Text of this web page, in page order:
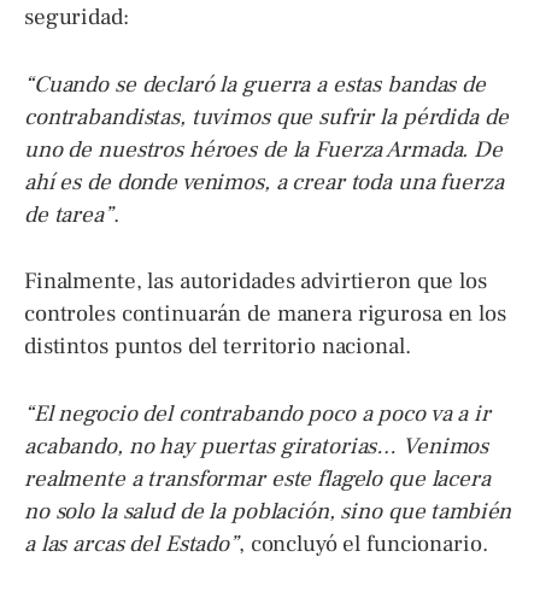
seguridad:
“Cuando se declaró la guerra a estas bandas de
contrabandistas, tuvimos que sufrir la pérdida de
uno de nuestros héroes de la Fuerza Armada. De
ahí es de donde venimos, a crear toda una fuerza
de tarea”.
Finalmente, las autoridades advirtieron que los
controles continuarán de manera rigurosa en los
distintos puntos del territorio nacional.
“El negocio del contrabando poco a poco va a ir
acabando, no hay puertas giratorias… Venimos
realmente a transformar este flagelo que lacera
no solo la salud de la población, sino que también
a las arcas del Estado”, concluyó el funcionario.